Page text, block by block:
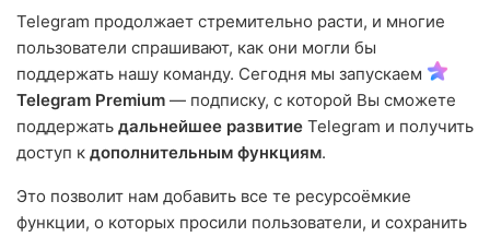
Telegram продолжает стремительно расти, и многие
пользователи спрашивают, как они могли бы
поддержать нашу команду. Сегодня мы запускаем
Telegram Premium — подписку, с которой Вы сможете
поддержать дальнейшее развитие Telegram и получить
доступ к дополнительным функциям.
Это позволит нам добавить все те ресурсоёмкие
функции, о которых просили пользователи, и сохранить